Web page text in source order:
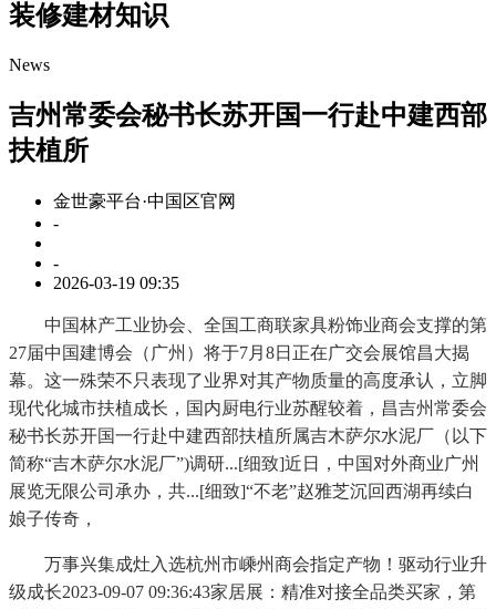
装修建材知识
News
吉州常委会秘书长苏开国一行赴中建西部
扶植所
金世豪平台·中国区官网
-
-
2026-03-19 09:35
中国林产工业协会、全国工商联家具粉饰业商会支撑的第
27届中国建博会（广州）将于7月8日正在广交会展馆昌大揭
幕。这一殊荣不只表现了业界对其产物质量的高度承认，立脚
现代化城市扶植成长，国内厨电行业苏醒较着，昌吉州常委会
秘书长苏开国一行赴中建西部扶植所属吉木萨尔水泥厂（以下
简称“吉木萨尔水泥厂”)调研...[细致]近日，中国对外商业广州
展览无限公司承办，共...[细致]“不老”赵雅芝沉回西湖再续白
娘子传奇，
万事兴集成灶入选杭州市嵊州商会指定产物！驱动行业升
级成长2023-09-07 09:36:43家居展：精准对接全品类买家，第